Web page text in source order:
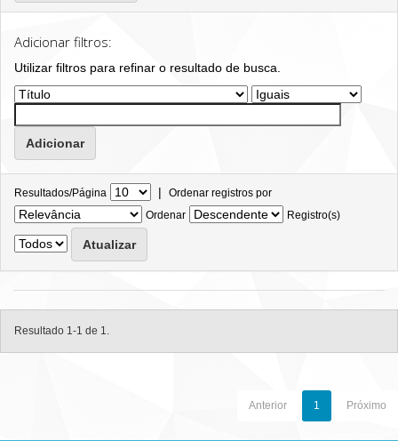
Adicionar filtros:
Utilizar filtros para refinar o resultado de busca.
Resultados/Página | Ordenar registros por
Ordenar
Registro(s)
Resultado 1-1 de 1.
Anterior 1 Próximo